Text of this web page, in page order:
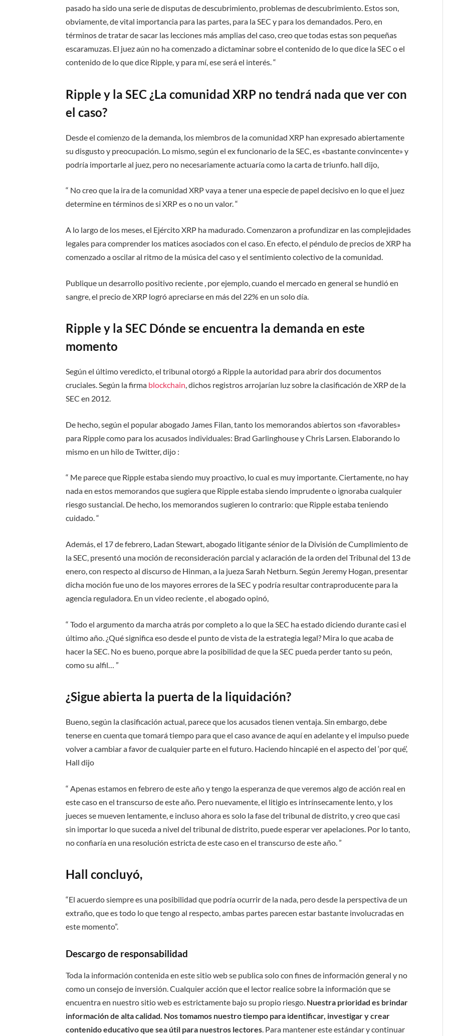
pasado ha sido una serie de disputas de descubrimiento, problemas de descubrimiento. Estos son,
obviamente, de vital importancia para las partes, para la SEC y para los demandados. Pero, en
términos de tratar de sacar las lecciones más amplias del caso, creo que todas estas son pequeñas
escaramuzas. El juez aún no ha comenzado a dictaminar sobre el contenido de lo que dice la SEC o el
contenido de lo que dice Ripple, y para mí, ese será el interés. “
Ripple y la SEC ¿La comunidad XRP no tendrá nada que ver con
el caso?
Desde el comienzo de la demanda, los miembros de la comunidad XRP han expresado abiertamente
su disgusto y preocupación. Lo mismo, según el ex funcionario de la SEC, es «bastante convincente» y
podría importarle al juez, pero no necesariamente actuaría como la carta de triunfo. hall dijo,
“ No creo que la ira de la comunidad XRP vaya a tener una especie de papel decisivo en lo que el juez
determine en términos de si XRP es o no un valor. “
A lo largo de los meses, el Ejército XRP ha madurado. Comenzaron a profundizar en las complejidades
legales para comprender los matices asociados con el caso. En efecto, el péndulo de precios de XRP ha
comenzado a oscilar al ritmo de la música del caso y el sentimiento colectivo de la comunidad.
Publique un desarrollo positivo reciente , por ejemplo, cuando el mercado en general se hundió en
sangre, el precio de XRP logró apreciarse en más del 22% en un solo día.
Ripple y la SEC Dónde se encuentra la demanda en este
momento
Según el último veredicto, el tribunal otorgó a Ripple la autoridad para abrir dos documentos
cruciales. Según la firma blockchain, dichos registros arrojarían luz sobre la clasificación de XRP de la
SEC en 2012.
De hecho, según el popular abogado James Filan, tanto los memorandos abiertos son «favorables»
para Ripple como para los acusados ​​individuales: Brad Garlinghouse y Chris Larsen. Elaborando lo
mismo en un hilo de Twitter, dijo :
“ Me parece que Ripple estaba siendo muy proactivo, lo cual es muy importante. Ciertamente, no hay
nada en estos memorandos que sugiera que Ripple estaba siendo imprudente o ignoraba cualquier
riesgo sustancial. De hecho, los memorandos sugieren lo contrario: que Ripple estaba teniendo
cuidado. “
Además, el 17 de febrero, Ladan Stewart, abogado litigante sénior de la División de Cumplimiento de
la SEC, presentó una moción de reconsideración parcial y aclaración de la orden del Tribunal del 13 de
enero, con respecto al discurso de Hinman, a la jueza Sarah Netburn. Según Jeremy Hogan, presentar
dicha moción fue uno de los mayores errores de la SEC y podría resultar contraproducente para la
agencia reguladora. En un video reciente , el abogado opinó,
“ Todo el argumento da marcha atrás por completo a lo que la SEC ha estado diciendo durante casi el
último año. ¿Qué significa eso desde el punto de vista de la estrategia legal? Mira lo que acaba de
hacer la SEC. No es bueno, porque abre la posibilidad de que la SEC pueda perder tanto su peón,
como su alfil… ”
¿Sigue abierta la puerta de la liquidación?
Bueno, según la clasificación actual, parece que los acusados ​​tienen ventaja. Sin embargo, debe
tenerse en cuenta que tomará tiempo para que el caso avance de aquí en adelante y el impulso puede
volver a cambiar a favor de cualquier parte en el futuro. Haciendo hincapié en el aspecto del ‘por qué’,
Hall dijo
“ Apenas estamos en febrero de este año y tengo la esperanza de que veremos algo de acción real en
este caso en el transcurso de este año. Pero nuevamente, el litigio es intrínsecamente lento, y los
jueces se mueven lentamente, e incluso ahora es solo la fase del tribunal de distrito, y creo que casi
sin importar lo que suceda a nivel del tribunal de distrito, puede esperar ver apelaciones. Por lo tanto,
no confiaría en una resolución estricta de este caso en el transcurso de este año. ”
Hall concluyó,
“El acuerdo siempre es una posibilidad que podría ocurrir de la nada, pero desde la perspectiva de un
extraño, que es todo lo que tengo al respecto, ambas partes parecen estar bastante involucradas en
este momento”.
Descargo de responsabilidad
Toda la información contenida en este sitio web se publica solo con fines de información general y no
como un consejo de inversión. Cualquier acción que el lector realice sobre la información que se
encuentra en nuestro sitio web es estrictamente bajo su propio riesgo. Nuestra prioridad es brindar
información de alta calidad. Nos tomamos nuestro tiempo para identificar, investigar y crear
contenido educativo que sea útil para nuestros lectores . Para mantener este estándar y continuar